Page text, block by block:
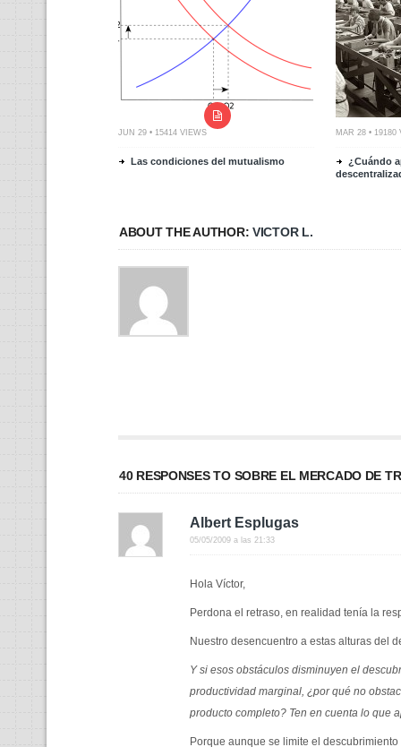
JUN 29 • 15414 VIEWS
Las condiciones del mutualismo
MAR 28 • 19180
¿Cuándo
ABOUT THE AUTHOR: VICTOR L.
40 RESPONSES TO SOBRE EL MERCADO DE
Albert Esplugas
05/05/2009 a las 21:33
Hola Víctor,
Perdona el retraso, en realidad tenía la
Nuestro desencuentro a estas alturas del
Y si esos obstáculos disminuyen el
productividad marginal, ¿por qué no
producto completo? Ten en cuenta lo que
Porque aunque se limite el